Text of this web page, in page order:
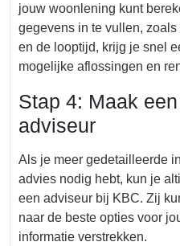
jouw woonlening kunt
gegevens in te vullen,
en de looptijd, krijg je snel
mogelijke aflossingen en
Stap 4: Maak
adviseur
Als je meer gedetailleerde
advies nodig hebt, kun je
een adviseur bij KBC. Zij
naar de beste opties voor
informatie verstrekken.